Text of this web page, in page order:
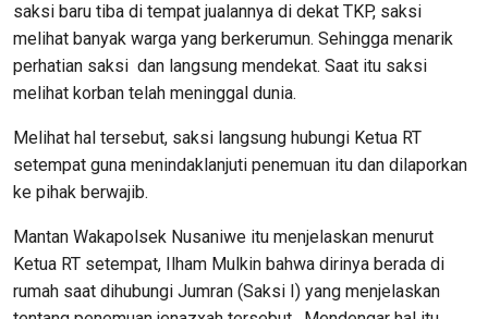
saksi baru tiba di tempat jualannya di dekat TKP, saksi
melihat banyak warga yang berkerumun. Sehingga menarik
perhatian saksi dan langsung mendekat. Saat itu saksi
melihat korban telah meninggal dunia.
Melihat hal tersebut, saksi langsung hubungi Ketua RT
setempat guna menindaklanjuti penemuan itu dan dilaporkan
ke pihak berwajib.
Mantan Wakapolsek Nusaniwe itu menjelaskan menurut
Ketua RT setempat, Ilham Mulkin bahwa dirinya berada di
rumah saat dihubungi Jumran (Saksi I) yang menjelaskan